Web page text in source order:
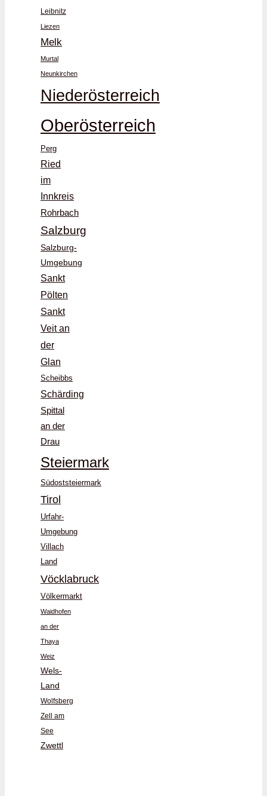
Leibnitz
Liezen
Melk
Murtal
Neunkirchen
Niederösterreich
Oberösterreich
Perg
Ried
im
Innkreis
Rohrbach
Salzburg
Salzburg-
Umgebung
Sankt
Pölten
Sankt
Veit an
der
Glan
Scheibbs
Schärding
Spittal
an der
Drau
Steiermark
Südoststeiermark
Tirol
Urfahr-
Umgebung
Villach
Land
Vöcklabruck
Völkermarkt
Waidhofen
an der
Thaya
Weiz
Wels-
Land
Wolfsberg
Zell am
See
Zwettl